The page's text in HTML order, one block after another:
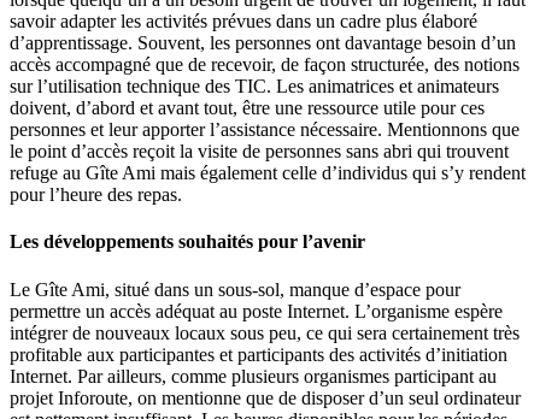
savoir adapter les activités prévues dans un cadre plus élaboré
d’apprentissage. Souvent, les personnes ont davantage besoin d’un
accès accompagné que de recevoir, de façon structurée, des notions
sur l’utilisation technique des TIC. Les animatrices et animateurs
doivent, d’abord et avant tout, être une ressource utile pour ces
personnes et leur apporter l’assistance nécessaire. Mentionnons que
le point d’accès reçoit la visite de personnes sans abri qui trouvent
refuge au Gîte Ami mais également celle d’individus qui s’y rendent
pour l’heure des repas.
Les développements souhaités pour l’avenir
Le Gîte Ami, situé dans un sous-sol, manque d’espace pour
permettre un accès adéquat au poste Internet. L’organisme espère
intégrer de nouveaux locaux sous peu, ce qui sera certainement très
profitable aux participantes et participants des activités d’initiation
Internet. Par ailleurs, comme plusieurs organismes participant au
projet Inforoute, on mentionne que de disposer d’un seul ordinateur